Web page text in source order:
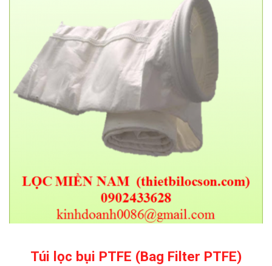
Túi lọc bụi PTFE (Bag Filter PTFE)